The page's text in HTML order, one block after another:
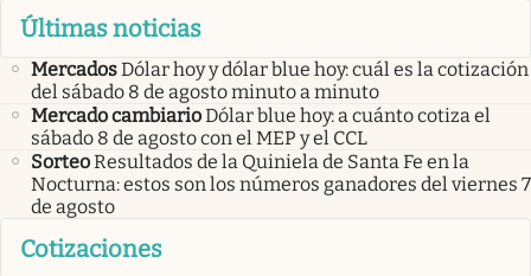
Últimas noticias
MercadosDólar hoy y dólar blue hoy: cuál es la cotización
del sábado 8 de agosto minuto a minuto
Mercado cambiarioDólar blue hoy: a cuánto cotiza el
sábado 8 de agosto con el MEP y el CCL
SorteoResultados de la Quiniela de Santa Fe en la
Nocturna: estos son los números ganadores del viernes 7
de agosto
Cotizaciones